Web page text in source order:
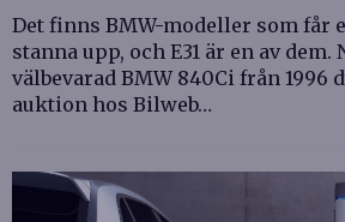
Det finns BMW-modeller som får
stanna upp, och E31 är en av
välbevarad BMW 840Ci från 1996
auktion hos Bilweb…